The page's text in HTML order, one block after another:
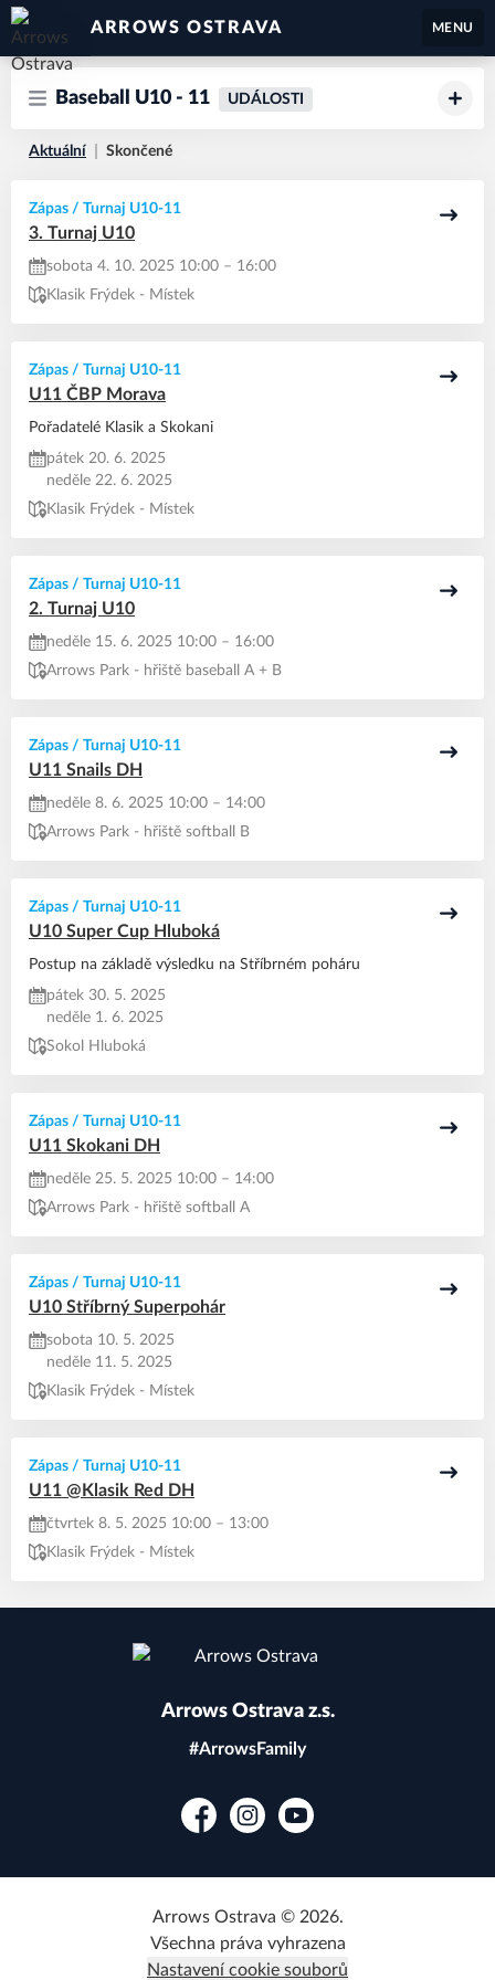
ARROWS OSTRAVA MENU
Baseball U10 - 11 UDÁLOSTI
Aktuální Skončené
Zápas / Turnaj U10-11
3. Turnaj U10
sobota 4. 10. 2025 10:00 – 16:00
Klasik Frýdek - Místek
Zápas / Turnaj U10-11
U11 ČBP Morava
Pořadatelé Klasik a Skokani
pátek 20. 6. 2025
neděle 22. 6. 2025
Klasik Frýdek - Místek
Zápas / Turnaj U10-11
2. Turnaj U10
neděle 15. 6. 2025 10:00 – 16:00
Arrows Park - hřiště baseball A + B
Zápas / Turnaj U10-11
U11 Snails DH
neděle 8. 6. 2025 10:00 – 14:00
Arrows Park - hřiště softball B
Zápas / Turnaj U10-11
U10 Super Cup Hluboká
Postup na základě výsledku na Stříbrném poháru
pátek 30. 5. 2025
neděle 1. 6. 2025
Sokol Hluboká
Zápas / Turnaj U10-11
U11 Skokani DH
neděle 25. 5. 2025 10:00 – 14:00
Arrows Park - hřiště softball A
Zápas / Turnaj U10-11
U10 Stříbrný Superpohár
sobota 10. 5. 2025
neděle 11. 5. 2025
Klasik Frýdek - Místek
Zápas / Turnaj U10-11
U11 @Klasik Red DH
čtvrtek 8. 5. 2025 10:00 – 13:00
Klasik Frýdek - Místek
Arrows Ostrava z.s.
#ArrowsFamily
FacebookInstagramYouTube
Arrows Ostrava © 2026.
Všechna práva vyhrazena
Nastavení cookie souborů